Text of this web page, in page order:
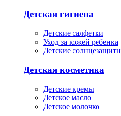
Детская гигиена
Детские салфетки
Уход за кожей ребенка
Детские
Детская косметика
Детские кремы
Детское масло
Детское молочко